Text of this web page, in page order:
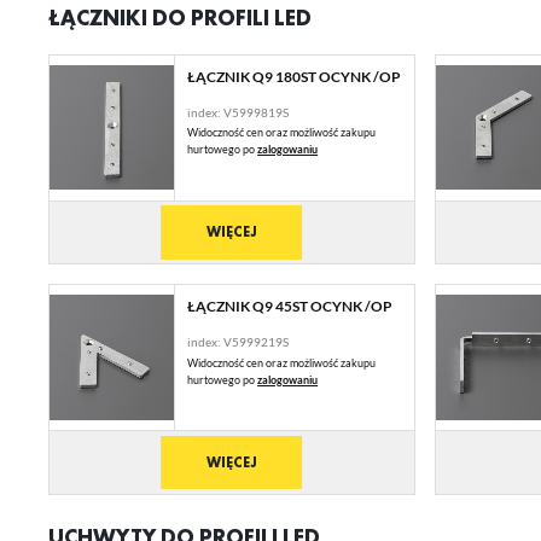
ŁĄCZNIKI DO PROFILI LED
ŁĄCZNIK Q9 180ST OCYNK /OP
index: V5999819S
Widoczność cen oraz możliwość zakupu
hurtowego pozalogowaniu
WIĘCEJ
ŁĄCZNIK Q9 45ST OCYNK /OP
index: V5999219S
Widoczność cen oraz możliwość zakupu
hurtowego pozalogowaniu
WIĘCEJ